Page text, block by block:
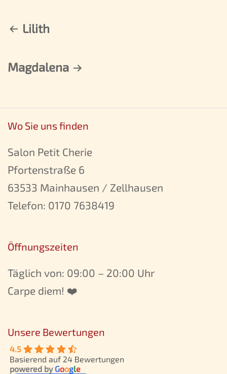
Beitragsnavigation
Lilith
Magdalena
Wo Sie uns finden
Salon Petit Cherie
Pfortenstraße 6
63533 Mainhausen / Zellhausen
Telefon: 0170 7638419
Öffnungszeiten
Täglich von: 09:00 – 20:00 Uhr
Carpe diem! ❤️
Unsere Bewertungen
4.5
Basierend auf 24 Bewertungen
powered by Google